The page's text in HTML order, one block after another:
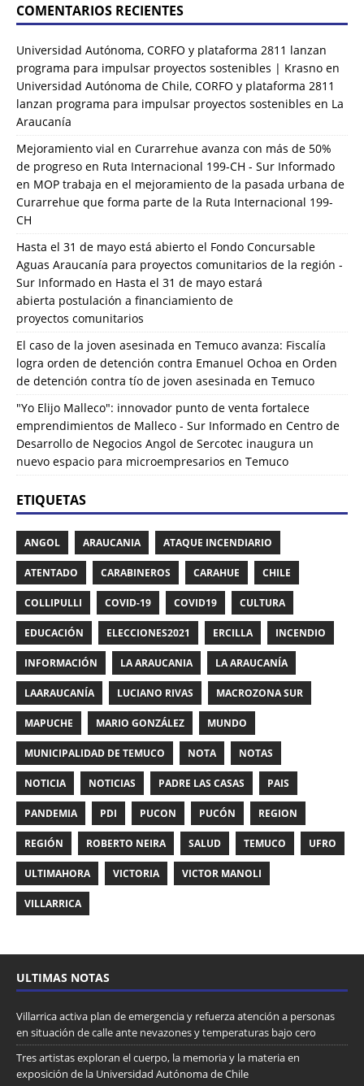
COMENTARIOS RECIENTES
Universidad Autónoma, CORFO y plataforma 2811 lanzan
programa para impulsar proyectos sostenibles | Krasno en
Universidad Autónoma de Chile, CORFO y plataforma 2811
lanzan programa para impulsar proyectos sostenibles en La
Araucanía
Mejoramiento vial en Curarrehue avanza con más de 50%
de progreso en Ruta Internacional 199-CH - Sur Informado
en MOP trabaja en el mejoramiento de la pasada urbana de
Curarrehue que forma parte de la Ruta Internacional 199-
CH
Hasta el 31 de mayo está abierto el Fondo Concursable
Aguas Araucanía para proyectos comunitarios de la región -
Sur Informado en Hasta el 31 de mayo estará
abierta postulación a financiamiento de
proyectos comunitarios
El caso de la joven asesinada en Temuco avanza: Fiscalía
logra orden de detención contra Emanuel Ochoa en Orden
de detención contra tío de joven asesinada en Temuco
"Yo Elijo Malleco": innovador punto de venta fortalece
emprendimientos de Malleco - Sur Informado en Centro de
Desarrollo de Negocios Angol de Sercotec inaugura un
nuevo espacio para microempresarios en Temuco
ETIQUETAS
ANGOL ARAUCANIA ATAQUE INCENDIARIO
ATENTADO CARABINEROS CARAHUE CHILE
COLLIPULLI COVID-19 COVID19 CULTURA
EDUCACIÓN ELECCIONES2021 ERCILLA INCENDIO
INFORMACIÓN LA ARAUCANIA LA ARAUCANÍA
LAARAUCANÍA LUCIANO RIVAS MACROZONA SUR
MAPUCHE MARIO GONZÁLEZ MUNDO
MUNICIPALIDAD DE TEMUCO NOTA NOTAS
NOTICIA NOTICIAS PADRE LAS CASAS PAIS
PANDEMIA PDI PUCON PUCÓN REGION
REGIÓN ROBERTO NEIRA SALUD TEMUCO UFRO
ULTIMAHORA VICTORIA VICTOR MANOLI
VILLARRICA
ULTIMAS NOTAS
Villarrica activa plan de emergencia y refuerza atención a personas
en situación de calle ante nevazones y temperaturas bajo cero
Tres artistas exploran el cuerpo, la memoria y la materia en
exposición de la Universidad Autónoma de Chile